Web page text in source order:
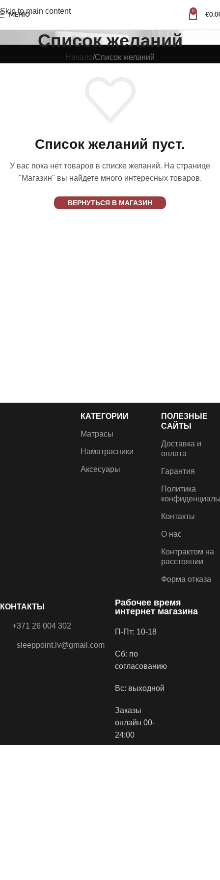
Skip to main content
МЕНЮ
0
€
Список желаний
Начало Список желаний
Список желаний пуст.
У вас пока нет товаров в списке желаний. На странице
"Магазин" вы найдете много интересных товаров.
ВЕРНУТЬСЯ В МАГАЗИН
КАТЕГОРИИ
Матрасы
Наматрасники
Аксесуары
КОНТАКТЫ
+371 26 004 302
sleeppoint.lv@gmail.com
ПОЛЕЗНЫЕ
САЙТЫ
Доставка и
оплата
Гарантия
Политика
Контакты
О нас
Контрактом на
расстоянии
Форма отказа
Рабочее время
интернет магазина
П-Пт: 10-18
Сб: по
согласованию
Вс: выходной
Заказы
онлайн 00-
24:00